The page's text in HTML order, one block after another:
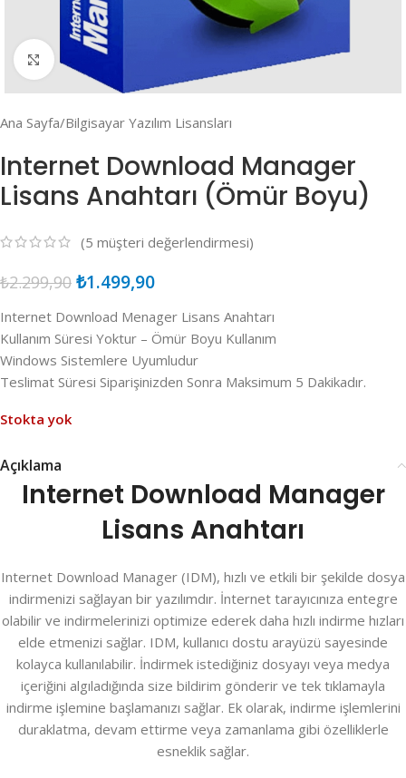
Click to enlarge
Ana Sayfa/Bilgisayar Yazılım Lisansları
Internet Download Manager
Lisans Anahtarı (Ömür Boyu)
(5 müşteri değerlendirmesi)
₺2.299,90 ₺1.499,90
Internet Download Menager Lisans Anahtarı
Kullanım Süresi Yoktur – Ömür Boyu Kullanım
Windows Sistemlere Uyumludur
Teslimat Süresi Siparişinizden Sonra Maksimum 5 Dakikadır.
Stokta yok
Açıklama
Internet Download Manager
Lisans Anahtarı
Internet Download Manager (IDM), hızlı ve etkili bir şekilde dosya
indirmenizi sağlayan bir yazılımdır. İnternet tarayıcınıza entegre
olabilir ve indirmelerinizi optimize ederek daha hızlı indirme hızları
elde etmenizi sağlar. IDM, kullanıcı dostu arayüzü sayesinde
kolayca kullanılabilir. İndirmek istediğiniz dosyayı veya medya
içeriğini algıladığında size bildirim gönderir ve tek tıklamayla
indirme işlemine başlamanızı sağlar. Ek olarak, indirme işlemlerini
duraklatma, devam ettirme veya zamanlama gibi özelliklerle
esneklik sağlar.